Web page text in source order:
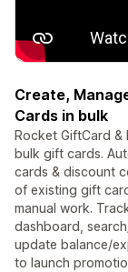
Create,
Cards in bulk
Rocket GiftCard
bulk gift cards.
cards & discount
of existing gift
manual work.
dashboard,
update balance/
to launch